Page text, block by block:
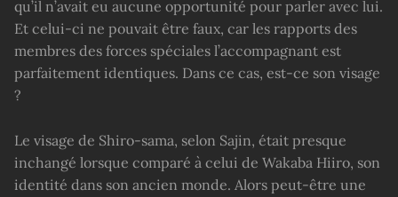
qu’il n’avait eu aucune opportunité pour parler avec lui.
Et celui-ci ne pouvait être faux, car les rapports des
membres des forces spéciales l’accompagnant est
parfaitement identiques. Dans ce cas, est-ce son visage
?
Le visage de Shiro-sama, selon Sajin, était presque
inchangé lorsque comparé à celui de Wakaba Hiiro, son
identité dans son ancien monde. Alors peut-être une